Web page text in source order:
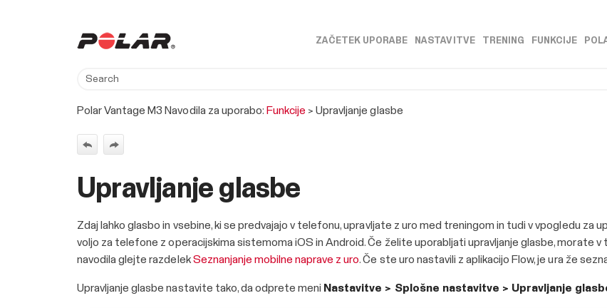
ZAČETEK UPORABE» NASTAVITVE» TRENING» FUNKCIJE»
Polar Vantage M3 Navodila za uporabo: Funkcije >Upravljanje glasbe
Upravljanje glasbe
Zdaj lahko glasbo in vsebine, ki se predvajajo v telefonu, upravljate z uro med treningom in tudi v vpogledu za
voljo za telefone z operacijskima sistemoma iOS in Android. Če želite uporabljati upravljanje glasbe, morate
navodila glejte razdelekSeznanjanje mobilne naprave z uro. Če ste uro nastavili z aplikacijo Flow, je ura že
Upravljanje glasbe nastavite tako, da odprete meni Nastavitve > Splošne nastavitve > Upravljanje